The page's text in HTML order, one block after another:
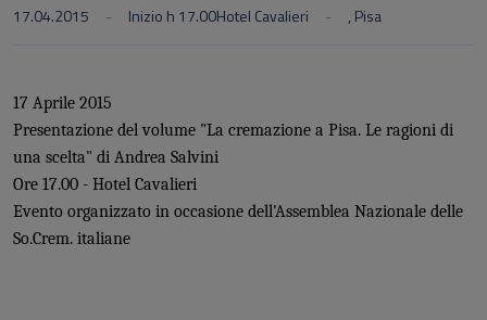
17.04.2015 Inizio h 17.00Hotel Cavalieri , Pisa
17 Aprile 2015
Presentazione del volume "La cremazione a Pisa. Le ragioni di
una scelta" di Andrea Salvini
Ore 17.00 - Hotel Cavalieri
Evento organizzato in occasione dell'Assemblea Nazionale delle
So.Crem. italiane